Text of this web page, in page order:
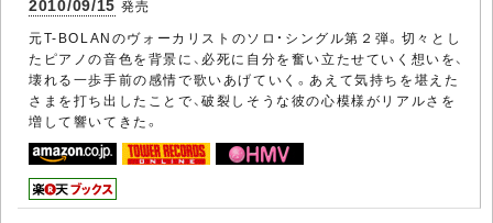
発売
元T-BOLANのヴォーカリストのソロ・シングル第２弾。切々とし
たピアノの音色を背景に、必死に自分を奮い立たせていく想いを、
壊れる一歩手前の感情で歌いあげていく。あえて気持ちを堪えた
さまを打ち出したことで、破裂しそうな彼の心模様がリアルさを
増して響いてきた。